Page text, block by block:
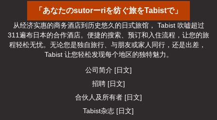
「あなたのsutorーriを纺ぐ旅をTabistで」
从经济实惠的商务酒店到历史悠久的日式旅馆， Tabist 吹嘘超过
311遍布日本的合作酒店。便捷的搜索、预订和入住流程，让您的旅
程轻松无忧。无论您是独自旅行、与朋友或家人同行，还是出差，
Tabist 让您轻松发现每个地区的独特魅力。
公司简介 [日文]
招聘 [日文]
合伙人及所有者 [日文]
Tabist杂志 [日文]